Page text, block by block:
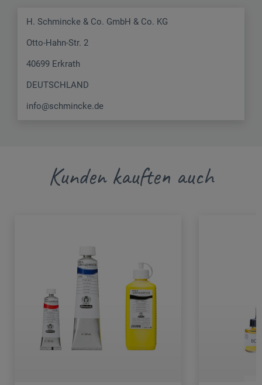
H. Schmincke & Co. GmbH & Co. KG
Otto-Hahn-Str. 2
40699 Erkrath
DEUTSCHLAND
info@schmincke.de
Kunden kauften auch